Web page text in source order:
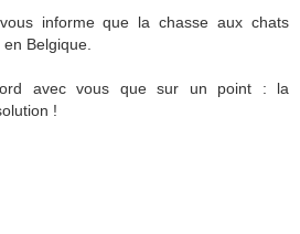
informe que la chasse aux chats
Belgique.
avec vous que sur un point : la
!